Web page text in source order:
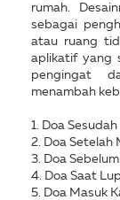
rumah.
sebagai
atau ruang
aplikatif yang
pengingat
menambah
1. Doa
2. Doa Setelah
3. Doa
4. Doa Saat
5. Doa Masuk